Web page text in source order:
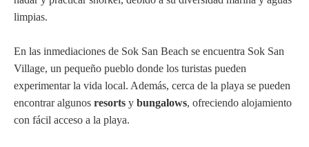
limpias.
En las inmediaciones de Sok San Beach se encuentra Sok San
Village, un pequeño pueblo donde los turistas pueden
experimentar la vida local. Además, cerca de la playa se pueden
encontrar algunos resorts y bungalows, ofreciendo alojamiento
con fácil acceso a la playa.